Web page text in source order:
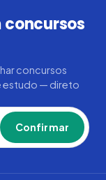
concursos
concursos
estudo — direto
Confirmar